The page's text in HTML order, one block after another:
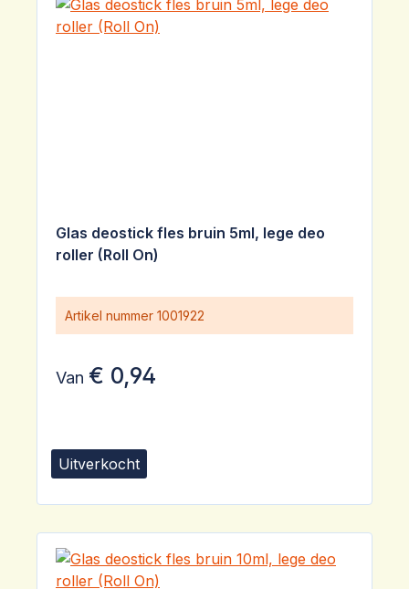
Uitverkocht
Glas deostick fles bruin 5ml, lege deo
roller (Roll On)
Artikel nummer 1001922
Van € 0,94